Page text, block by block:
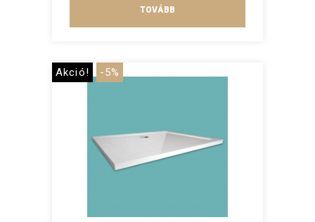
TOVÁBB
Akció! -5%